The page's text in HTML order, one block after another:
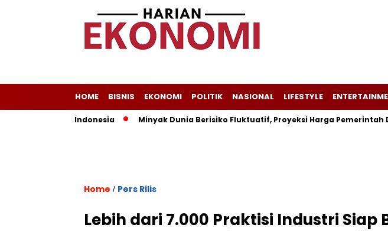
HOME BISNIS EKONOMI POLITIK NASIONAL LIFESTYLE
Andalan Indonesia Minyak Dunia Berisiko Fluktuatif, Proyeksi Harga Pemerintah Dipatok
Home / Pers Rilis
Lebih dari 7.000 Praktisi Industri Siap